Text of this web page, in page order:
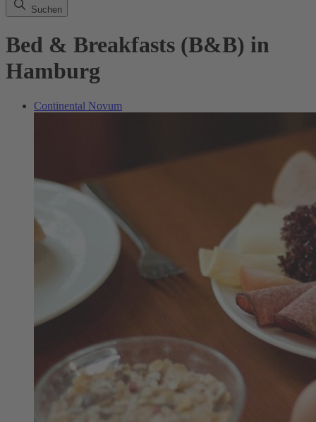
Suchen
Bed & Breakfasts (B&B) in
Hamburg
Continental Novum